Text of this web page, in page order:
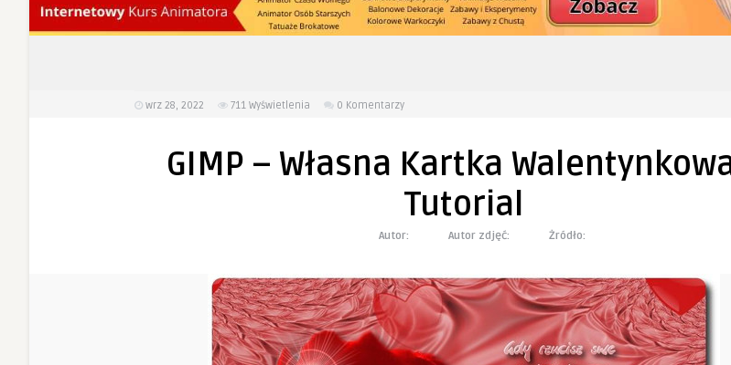
wrz 28, 2022 711 Wyświetlenia 0 Komentarzy
GIMP – Własna Kartka
Tutorial
Autor: Autor zdjęć: Żródło: